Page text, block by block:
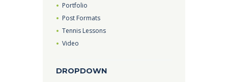
Portfolio
Post Formats
Tennis Lessons
Video
DROPDOWN